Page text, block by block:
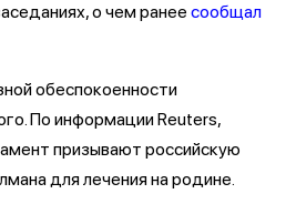
о чем ранее сообщал
обеспокоенности
По информации Reuters,
призывают российскую
для лечения на родине.